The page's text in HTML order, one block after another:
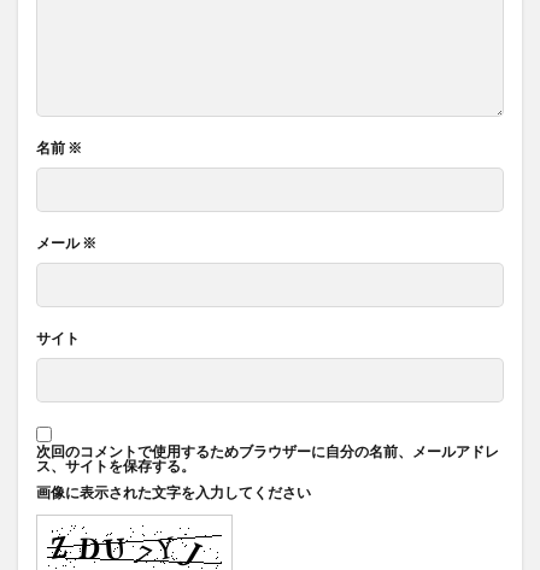
名前 ※
メール※
サイト
次回のコメントで使用するためブラウザーに自分の名前、メールアドレ
ス、サイトを保存する。
画像に表示された文字を入力してください